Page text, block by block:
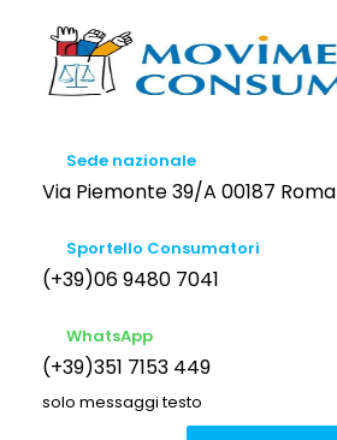
Sede nazionale
Via Piemonte 39/A 00187 Roma
Sportello Consumatori
(+39)06 9480 7041
WhatsApp
(+39)351 7153 449
solo messaggi testo